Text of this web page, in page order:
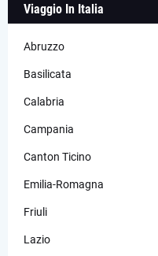
Viaggio In Italia
Abruzzo
Basilicata
Calabria
Campania
Canton Ticino
Emilia-Romagna
Friuli
Lazio